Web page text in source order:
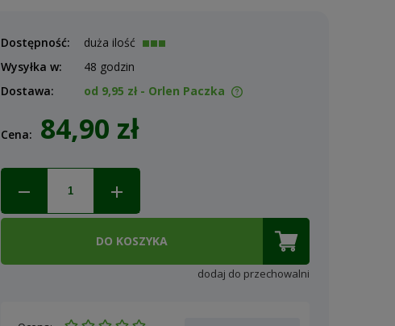
Dostępność:
duża ilość
Wysyłka w:
48 godzin
Dostawa:
od 9,95 zł - Orlen Paczka
Cena nie zawiera ewentualnych
kosztów płatności
Cena: 84,90 zł
DO KOSZYKA
dodaj do przechowalni